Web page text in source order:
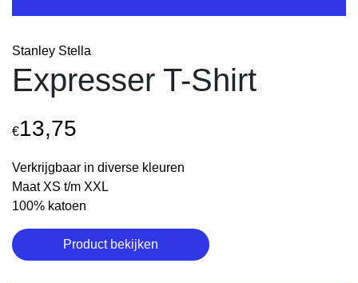
Stanley Stella
Expresser T-Shirt
€13,75
Verkrijgbaar in diverse kleuren
Maat XS t/m XXL
100% katoen
Product bekijken